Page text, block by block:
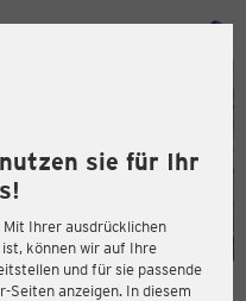
sie für Ihr
Ihrer ausdrücklichen
können wir auf Ihre
und für sie passende
Seiten anzeigen. In diesem